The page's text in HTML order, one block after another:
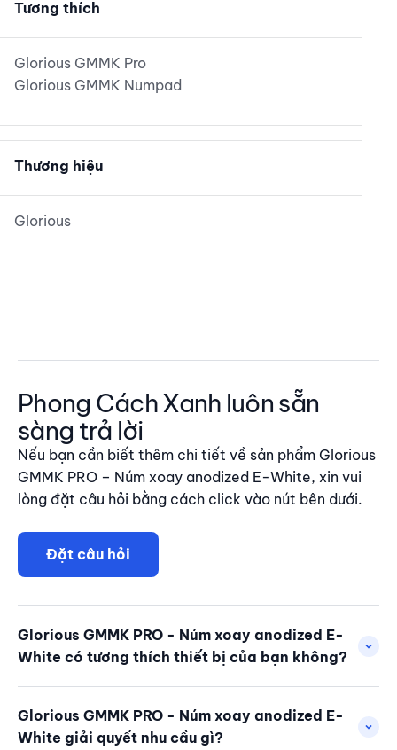
Tương thích
Glorious GMMK Pro
Glorious GMMK Numpad
Thương hiệu
Glorious
Phong Cách Xanh luôn sẵn
sàng trả lời
Nếu bạn cần biết thêm chi tiết về sản phẩm Glorious
GMMK PRO – Núm xoay anodized E-White, xin vui
lòng đặt câu hỏi bằng cách click vào nút bên dưới.
Đặt câu hỏi
Glorious GMMK PRO - Núm xoay anodized E-
White có tương thích thiết bị của bạn không?
Glorious GMMK PRO - Núm xoay anodized E-
White giải quyết nhu cầu gì?